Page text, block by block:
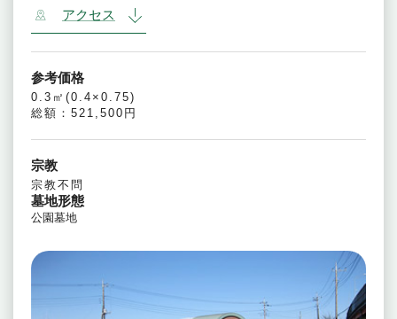
アクセス
参考価格
0.3㎡(0.4×0.75)
総額：521,500円
宗教
宗教不問
墓地形態
公園墓地